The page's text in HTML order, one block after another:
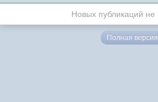
Новых публикаций не
Полная версия